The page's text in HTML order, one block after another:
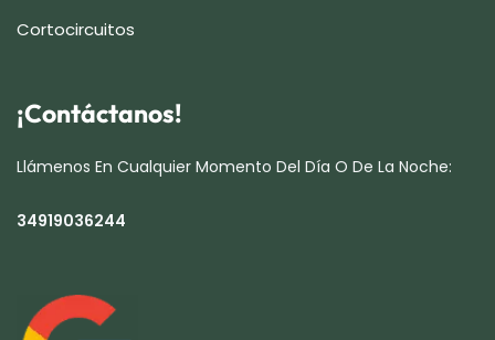
Cortocircuitos
¡Contáctanos!
Llámenos En Cualquier Momento Del Día O De La Noche:
34919036244